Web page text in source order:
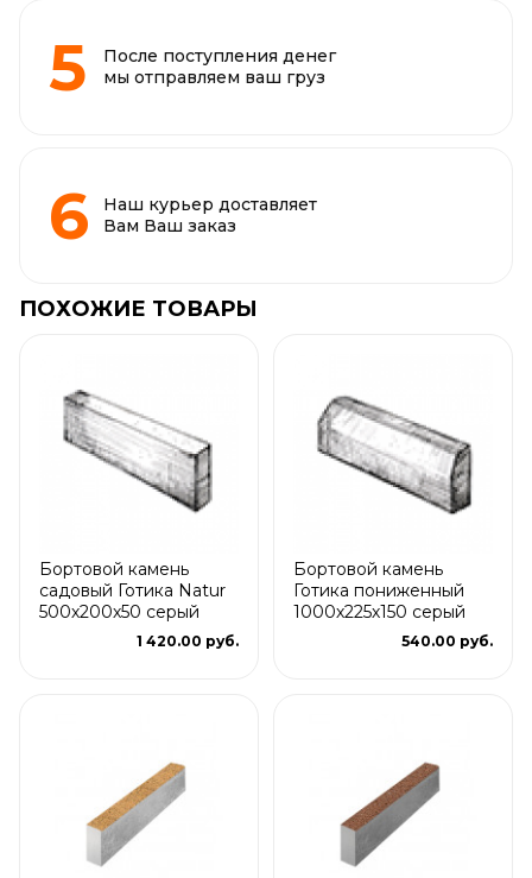
После поступления денег
мы отправляем ваш груз
Наш курьер доставляет
Вам Ваш заказ
ПОХОЖИЕ ТОВАРЫ
Бортовой камень
садовый Готика Natur
500х200х50 серый
1 420.00 руб.
Бортовой камень
Готика пониженный
1000х225х150 серый
540.00 руб.